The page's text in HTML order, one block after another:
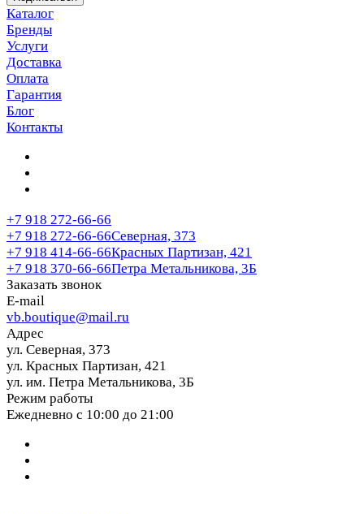
Каталог
Бренды
Услуги
Доставка
Оплата
Гарантия
Блог
Контакты
+7 918 272-66-66
+7 918 272-66-66Северная, 373
+7 918 414-66-66Красных Партизан, 421
+7 918 370-66-66Петра Метальникова, 3Б
Заказать звонок
E-mail
vb.boutique@mail.ru
Адрес
ул. Северная, 373
ул. Красных Партизан, 421
ул. им. Петра Метальникова, 3Б
Режим работы
Ежедневно с 10:00 до 21:00